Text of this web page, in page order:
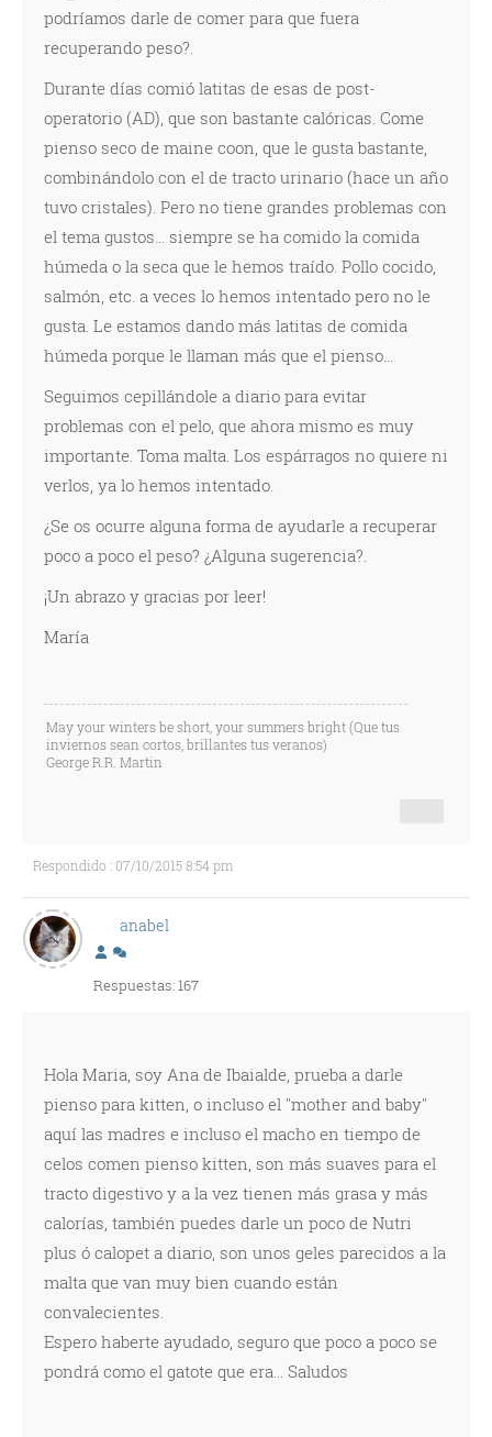
podríamos darle de comer para que fuera
recuperando peso?.
Durante días comió latitas de esas de post-
operatorio (AD), que son bastante calóricas. Come
pienso seco de maine coon, que le gusta bastante,
combinándolo con el de tracto urinario (hace un año
tuvo cristales). Pero no tiene grandes problemas con
el tema gustos... siempre se ha comido la comida
húmeda o la seca que le hemos traído. Pollo cocido,
salmón, etc. a veces lo hemos intentado pero no le
gusta. Le estamos dando más latitas de comida
húmeda porque le llaman más que el pienso...
Seguimos cepillándole a diario para evitar
problemas con el pelo, que ahora mismo es muy
importante. Toma malta. Los espárragos no quiere ni
verlos, ya lo hemos intentado.
¿Se os ocurre alguna forma de ayudarle a recuperar
poco a poco el peso? ¿Alguna sugerencia?.
¡Un abrazo y gracias por leer!
María
May your winters be short, your summers bright (Que tus
inviernos sean cortos, brillantes tus veranos)
George R.R. Martin
Respondido : 07/10/2015 8:54 pm
anabel
Respuestas: 167
Hola Maria, soy Ana de Ibaialde, prueba a darle
pienso para kitten, o incluso el "mother and baby"
aquí las madres e incluso el macho en tiempo de
celos comen pienso kitten, son más suaves para el
tracto digestivo y a la vez tienen más grasa y más
calorías, también puedes darle un poco de Nutri
plus ó calopet a diario, son unos geles parecidos a la
malta que van muy bien cuando están
convalecientes.
Espero haberte ayudado, seguro que poco a poco se
pondrá como el gatote que era... Saludos